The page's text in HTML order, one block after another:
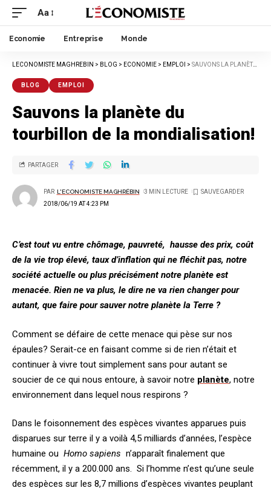
Aa
Economie Entreprise Monde
LECONOMISTE MAGHREBIN > BLOG > ECONOMIE > EMPLOI > SAUVONS LA PLANÈTE DU TOURBILLON DE LA MONDIALISATION!
BLOG EMPLOI
Sauvons la planète du
tourbillon de la mondialisation!
2018/06/19 AT 4:23 PM
PAR L'ECONOMISTE MAGHRÉBIN 3 MIN LECTURE
PARTAGER
C’est tout vu entre chômage, pauvreté, hausse des prix, coût
de la vie trop élevé, taux d’inflation qui ne fléchit pas, notre
société actuelle ou plus précisément notre planète est
menacée. Rien ne va plus, le dire ne va rien changer pour
autant, que faire pour sauver notre planète la Terre ?
Comment se défaire de cette menace qui pèse sur nos
épaules? Serait-ce en faisant comme si de rien n’était et
continuer à vivre tout simplement sans pour autant se
soucier de ce qui nous entoure, à savoir notre planète, notre
environnement dans lequel nous respirons ?
Dans le foisonnement des espèces vivantes apparues puis
disparues sur terre il y a voilà 4,5 milliards d’années, l’espèce
humaine ou Homo sapiens n’apparaît finalement que
récemment, il y a 200.000 ans. Si l’homme n’est qu’une seule
des espèces sur les 8,7 millions d’espèces vivantes peuplant